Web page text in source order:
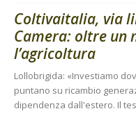
Coltivaitalia, via
Camera: oltre un
l’agricoltura
Lollobrigida: «Investiamo
puntano su ricambio
dipendenza dall'estero. Il